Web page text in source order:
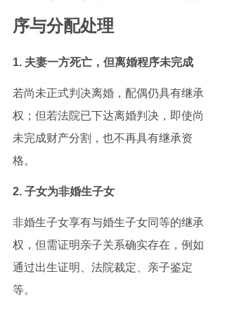
序与分配处理
1. 夫妻一方死亡，但离婚程序未完成
若尚未正式判决离婚，配偶仍具有继承
权；但若法院已下达离婚判决，即使尚
未完成财产分割，也不再具有继承资
格。
2. 子女为非婚生子女
非婚生子女享有与婚生子女同等的继承
权，但需证明亲子关系确实存在，例如
通过出生证明、法院裁定、亲子鉴定
等。